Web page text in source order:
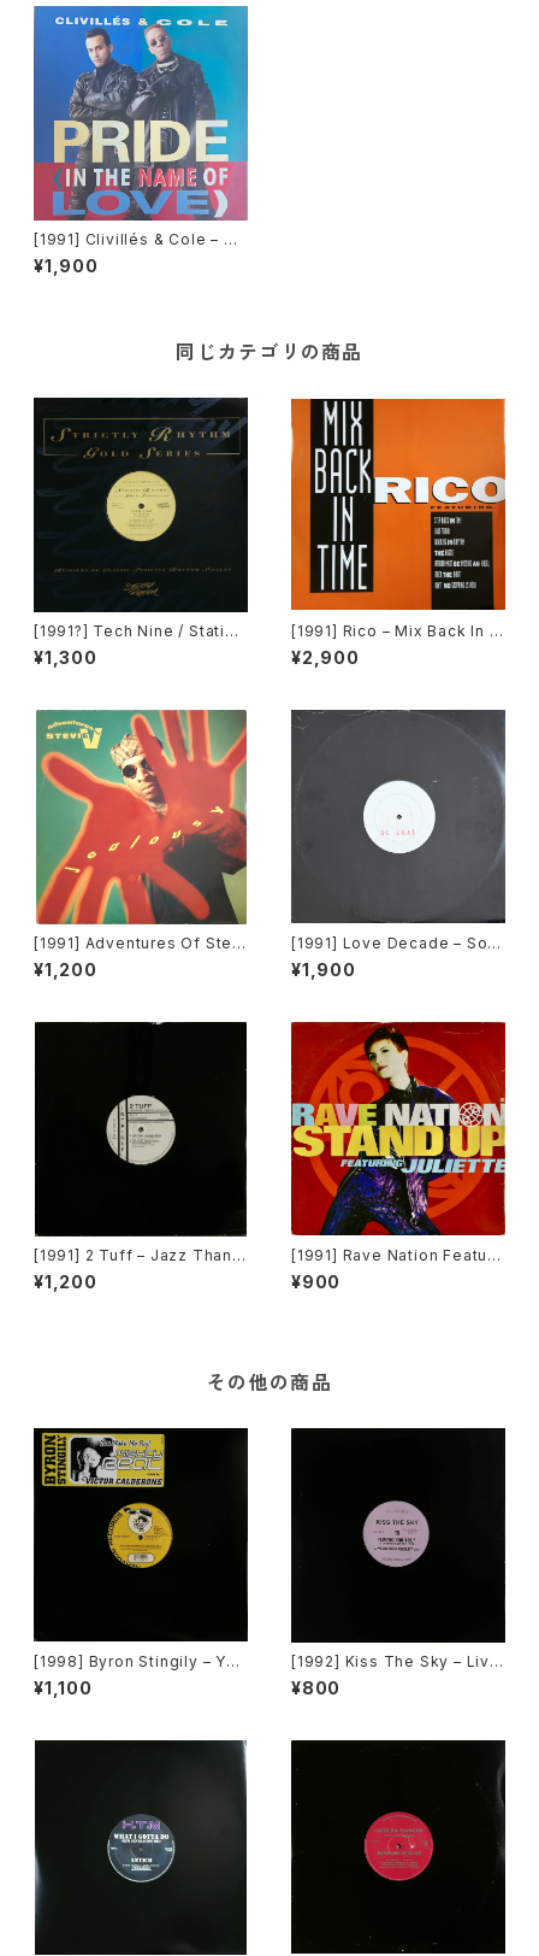
[1991] Clivillés & Cole – Pri
de (In The Name Of Love)
[Columbia]
¥1,900
同じカテゴリの商品
[1991?] Tech Nine / Static –
Slam Jam / Dream It [Strict
ly Rhythm]
¥1,300
[1991] Rico – Mix Back In T
ime / What! [SMP]
¥2,900
[1991] Adventures Of Stevi
e V. – Jealousy [Mercury]
¥1,200
[1991] Love Decade – So R
eal [Not On Label][PROM
O]
¥1,900
[1991] 2 Tuff – Jazz Thang
(Remixes) [Intrigue Record
s][PROMO]
¥1,200
[1991] Rave Nation Featuri
ng Juliette – Stand Up [Pul
se-8 Records]
¥900
その他の商品
[1998] Byron Stingily – You
Make Me Feel (Mighty Rea
l) [Nervous Records]
¥1,100
[1992] Kiss The Sky – Livin
g For You / Voodoo Chile /
What Does It Take? / Don't
¥800